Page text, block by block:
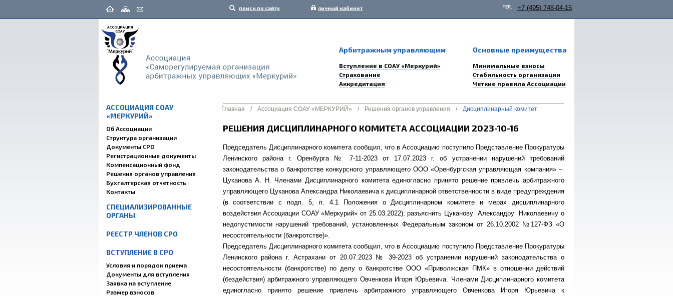
поиск по сайту личный кабинет ТЕЛ. +7 (495) 748-04-15
Арбитражным управляющим
Вступление в СОАУ «Меркурий»
Страхование
Аккредитация
Основные преимущества
Минимальные взносы
Стабильность организации
Четкие правила Ассоциации
АССОЦИАЦИЯ СОАУ
«МЕРКУРИЙ»
Об Ассоциации
Структура организации
Документы СРО
Регистрационные документы
Компенсационный фонд
Решения органов управления
Бухгалтерская отчетность
Контакты
СПЕЦИАЛИЗИРОВАННЫЕ
ОРГАНЫ
РЕЕСТР ЧЛЕНОВ СРО
ВСТУПЛЕНИЕ В СРО
Условия и порядок приема
Документы для вступления
Заявка на вступление
Размер взносов
Главная / Ассоциация СОАУ «МЕРКУРИЙ» / Решения органов управления / Дисциплинарный комитет
РЕШЕНИЯ ДИСЦИПЛИНАРНОГО КОМИТЕТА АССОЦИАЦИИ 2023-10-16
Председатель Дисциплинарного комитета сообщил, что в Ассоциацию поступило Представление Прокуратуры
Ленинского района г. Оренбурга № 7-11-2023 от 17.07.2023 г. об устранении нарушений требований
законодательства о банкротстве конкурсного управляющего ООО «Оренбургская управляющая компания» –
Цуканова А. Н. Членами Дисциплинарного комитета единогласно принято решение привлечь арбитражного
управляющего Цуканова Александра Николаевича к дисциплинарной ответственности в виде предупреждения
(в соответствии с подп. 5, п. 4.1 Положения о Дисциплинарном комитете и мерах дисциплинарного
воздействия Ассоциации СОАУ «Меркурий» от 25.03.2022); разъяснить Цуканову Александру Николаевичу о
недопустимости нарушений требований, установленных Федеральным законом от 26.10.2002 №127-ФЗ «О
несостоятельности (банкротстве)».
Председатель Дисциплинарного комитета сообщил, что в Ассоциацию поступило Представление Прокуратуры
Ленинского района г. Астрахани от 20.07.2023 № 39-2023 об устранении нарушений законодательства о
несостоятельности (банкротстве) по делу о банкротстве ООО «Приволжская ПМК» в отношении действий
(бездействия) арбитражного управляющего Овченкова Игоря Юрьевича. Членами Дисциплинарного комитета
единогласно принято решение привлечь арбитражного управляющего Овченкова Игоря Юрьевича к